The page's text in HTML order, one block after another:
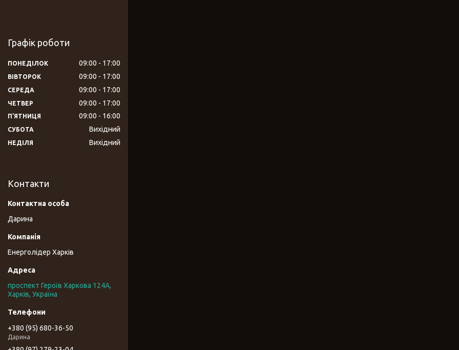
Графік роботи
ПОНЕДІЛОК 09:00 17:00
ВІВТОРОК 09:00 17:00
СЕРЕДА 09:00 17:00
ЧЕТВЕР 09:00 17:00
ПʼЯТНИЦЯ 09:00 16:00
СУБОТА Вихідний
НЕДІЛЯ Вихідний
Контакти
Дарина
Енерголідер Харків
проспект Героїв Харкова 124А,
Харків, Україна
+380 (95) 680-36-50
Дарина